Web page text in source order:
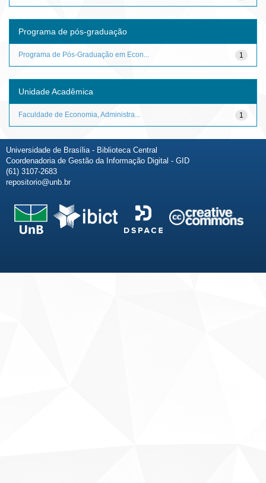
Programa de pós-graduação
1
Programa de Pós-Graduação em Econ...
Unidade Acadêmica
1
Faculdade de Economia, Administra...
Universidade de Brasília - Biblioteca Central
Coordenadoria de Gestão da Informação Digital - GID
(61) 3107-2683
repositorio@unb.br